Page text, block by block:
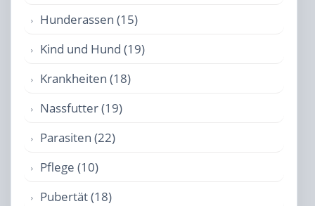
Hunderassen (15)
Kind und Hund (19)
Krankheiten (18)
Nassfutter (19)
Parasiten (22)
Pflege (10)
Pubertät (18)